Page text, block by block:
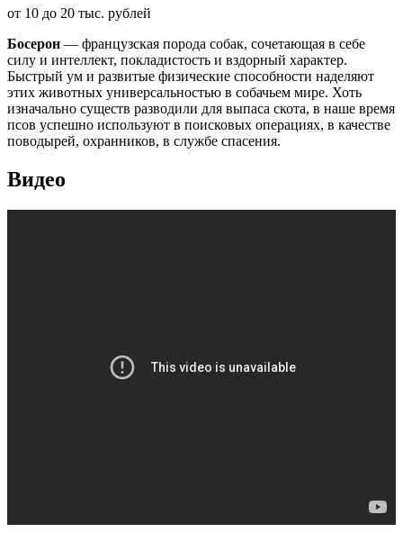
от 10 до 20 тыс. рублей
Босерон — французская порода собак, сочетающая в себе
силу и интеллект, покладистость и вздорный характер.
Быстрый ум и развитые физические способности наделяют
этих животных универсальностью в собачьем мире. Хоть
изначально существ разводили для выпаса скота, в наше время
псов успешно используют в поисковых операциях, в качестве
поводырей, охранников, в службе спасения.
Видео